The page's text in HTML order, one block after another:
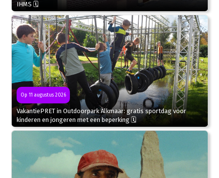
IHMS 🗓
Op 11 augustus 2026
VakantiePRET in Outdoorpark Alkmaar: gratis sportdag voor
kinderen en jongeren met een beperking 🗓